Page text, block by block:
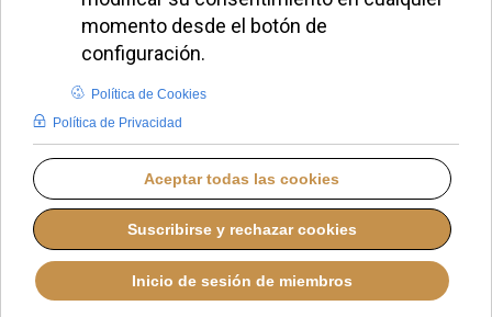
oraciones públicas:
católicos muy
preocupados
REDACCIÓN
LO QUE OTROS CUENTAN
LUNES, 01 SEPTIEMBRE 2025 09:00